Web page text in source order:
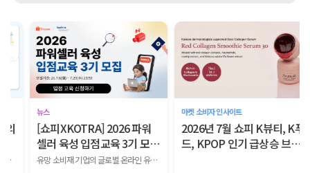
마켓 소비자 인사이트
2026년 7월 쇼피 K뷰티, K푸
드, KPOP 인기 급상승 브랜
글로벌 셀링 A to Z
쇼피 셀러라면 반드시 알아
야 할, 2026년 7월 글로벌 이